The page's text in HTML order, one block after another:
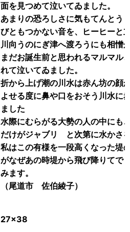
面を見つめて泣いてゐました。
あまりの恐ろしさに気もてんとう
びともつかない音を、ヒーヒーと
川向うのにぎ津へ渡ろうにも相憎
まだお誕生前と思われるマルマル
れて泣いてゐました。
折から上げ潮の川水は赤ん坊の
よせる度に鼻や口をおそう川水に
ました
水際にむらがる大勢の人の中にも
だけがジャブリゝと次第に水かさ
私はこの有様を一段高くなった堤
がなぜあの時堤から飛び降りてで
みます。
（尾道市 佐伯綾子）
27×38